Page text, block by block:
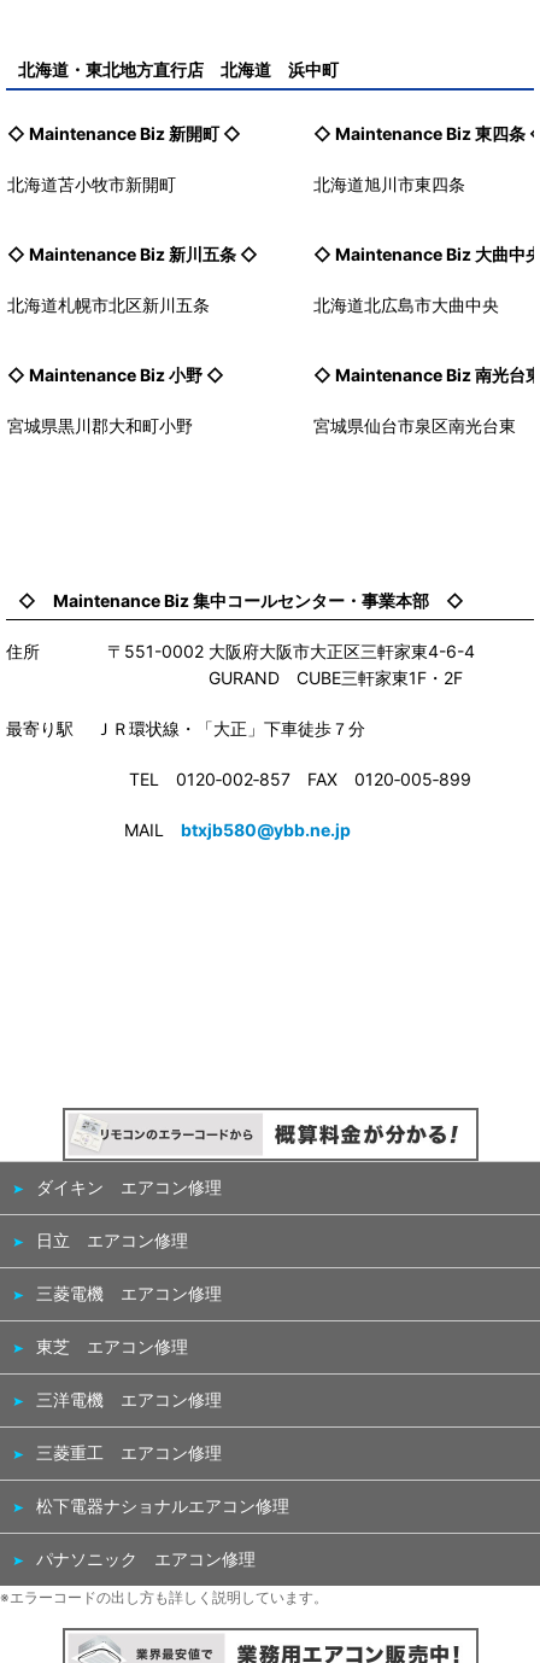
北海道・東北地方直行店 北海道 浜中町
◇ Maintenance Biz新開町 ◇
北海道苫小牧市新開町
◇ Maintenance Biz東四条
北海道旭川市東四条
◇ Maintenance Biz新川五条 ◇
北海道札幌市北区新川五条
◇ Maintenance Biz大曲中
北海道北広島市大曲中央
◇ Maintenance Biz小野 ◇
宮城県黒川郡大和町小野
◇ Maintenance Biz南光台
宮城県仙台市泉区南光台東
◇ Maintenance Biz 集中コールセンター・事業本部 ◇
住所 〒551-0002 大阪府大阪市大正区三軒家東4-6-4
GURAND CUBE三軒家東1F・2F
最寄り駅 ＪＲ環状線・「大正」下車徒歩７分
TEL 0120‐002‐857 FAX 0120‐005‐899
MAIL btxjb580@ybb.ne.jp
ダイキン エアコン修理
日立 エアコン修理
三菱電機 エアコン修理
東芝 エアコン修理
三洋電機 エアコン修理
三菱重工 エアコン修理
松下電器ナショナルエアコン修理
パナソニック エアコン修理
※エラーコードの出し方も詳しく説明しています。